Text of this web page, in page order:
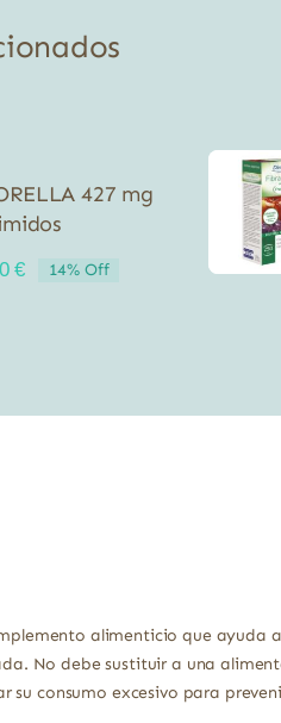
427 mg
€El
14% Off
alimenticio que ayuda
No debe sustituir a una
consumo excesivo para